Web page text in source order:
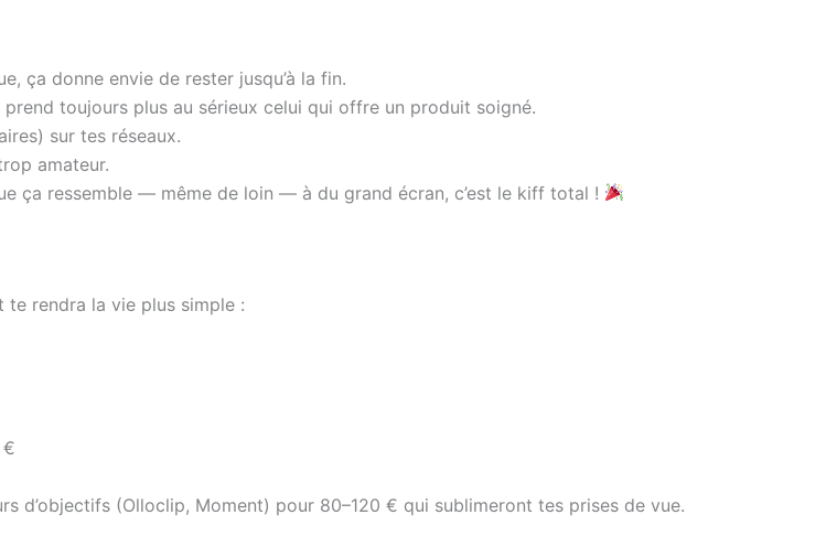
ça donne envie de rester jusqu’à la fin.
toujours plus au sérieux celui qui offre un produit soigné.
sur tes réseaux.
amateur.
ça ressemble — même de loin — à du grand écran, c’est le kiff total !
te rendra la vie plus simple :
€
d’objectifs (Olloclip, Moment) pour 80–120 € qui sublimeront tes prises de vue.